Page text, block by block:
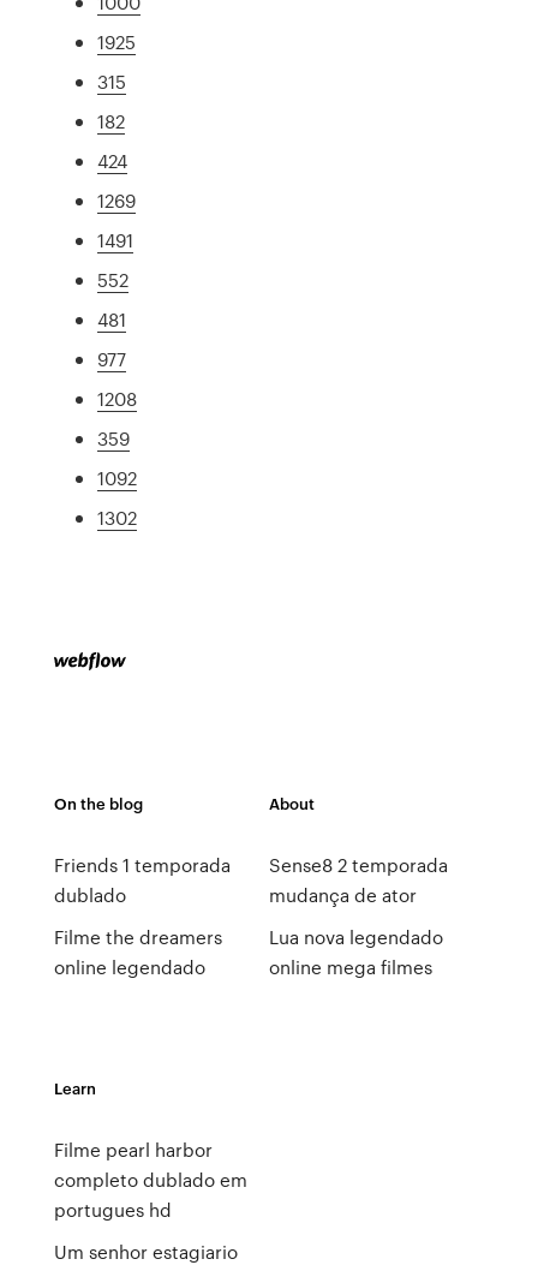
1925
315
182
424
1269
1491
552
481
977
1208
359
1092
1302
On the blog
Friends 1 temporada
dublado
Filme the dreamers
online legendado
About
Sense8 2 temporada
mudança de ator
Lua nova legendado
online mega filmes
Learn
Filme pearl harbor
completo dublado em
portugues hd
Um senhor estagiario